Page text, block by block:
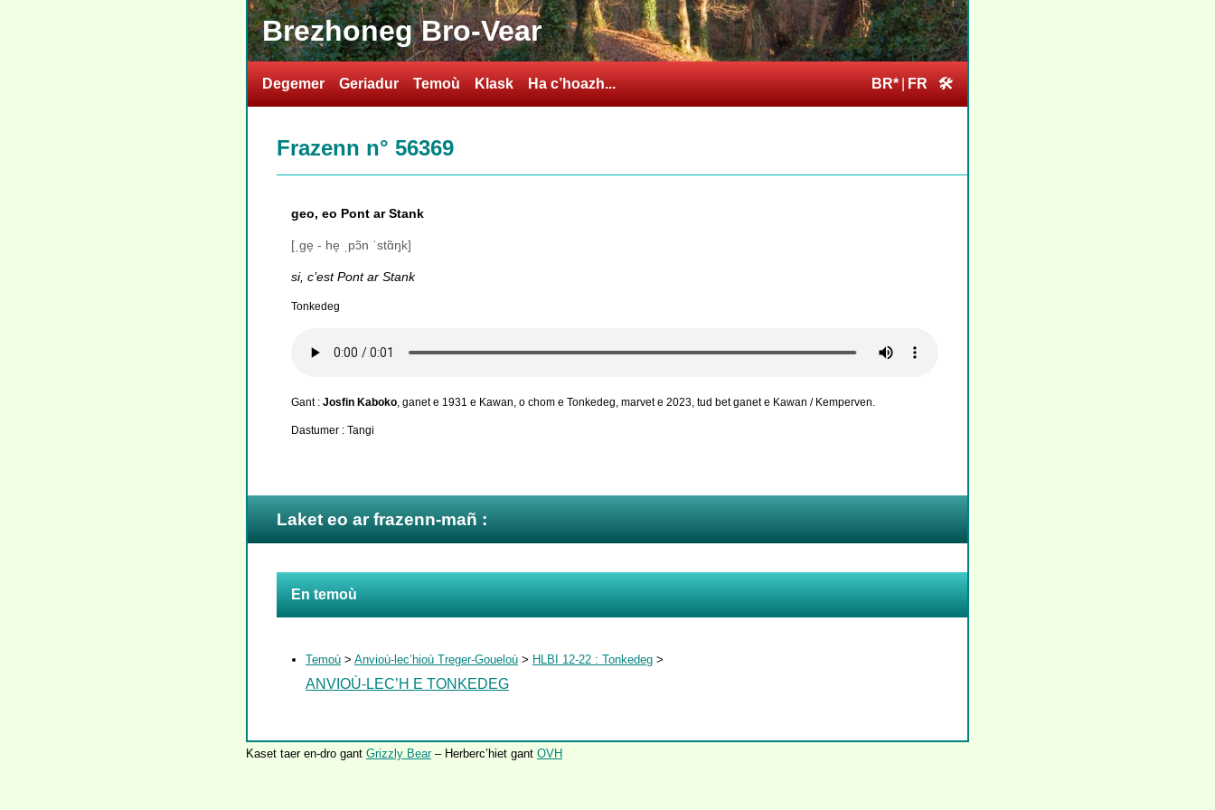
Brezhoneg Bro-Vear
Degemer Geriadur Temoù Klask Ha c’hoazh... BR*| FR 🛠
Frazenn n° 56369
geo, eo Pont ar Stank
[ˌge̞ - he̞ ˌpɔ̃n ˈstɑ̃ŋk]
si, c’est Pont ar Stank
Tonkedeg
Gant : Josfin Kaboko ganet e 1931 e Kawan o chom e Tonkedeg marvet e 2023 tud bet ganet e Kawan / Kemperven
Dastumer : Tangi
Laket eo ar frazenn-mañ :
En temoù
Temoù > Anvioù-lec’hioù Treger-Goueloù > HLBI 12-22 : Tonkedeg >
ANVIOÙ-LEC’H E TONKEDEG
Kaset taer en-dro gant Grizzly Bear– Herberc’hiet gant OVH